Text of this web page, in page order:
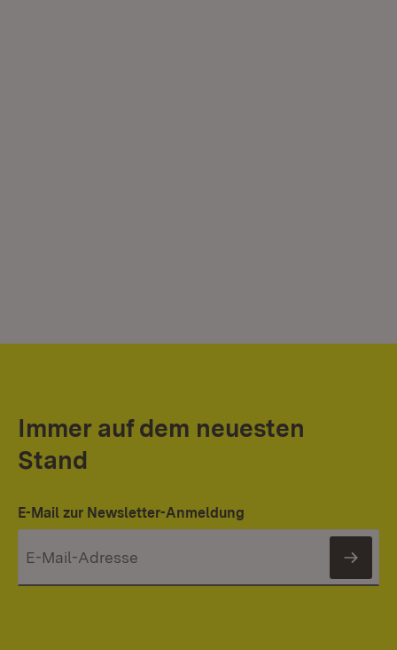
Immer auf dem neuesten
Stand
E-Mail zur Newsletter-Anmeldung